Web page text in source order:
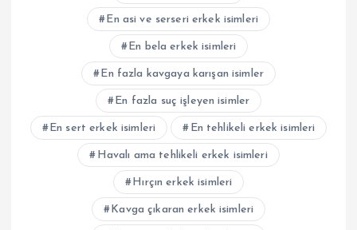
En asi ve serseri erkek isimleri
En bela erkek isimleri
En fazla kavgaya karışan isimler
En fazla suç işleyen isimler
En sert erkek isimleri En tehlikeli erkek isimleri
Havalı ama tehlikeli erkek isimleri
Hırçın erkek isimleri
Kavga çıkaran erkek isimleri